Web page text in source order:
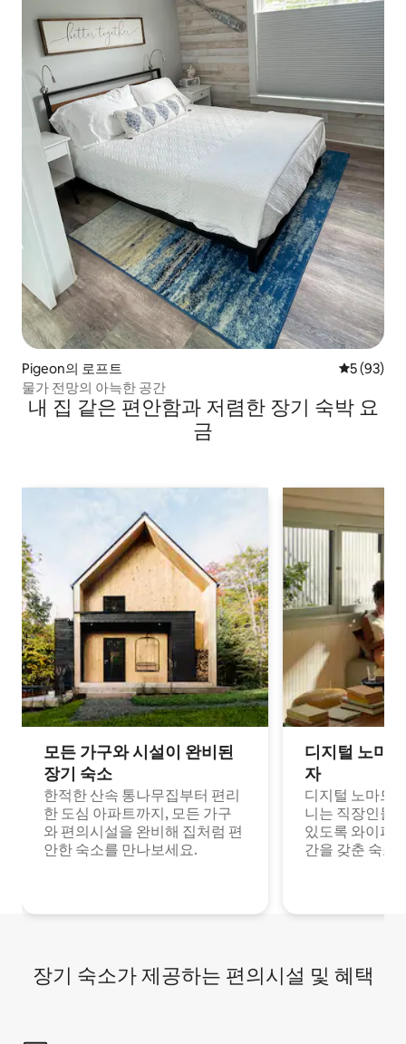
Pigeon의 로프트 평점 5점(5
5 (93)
물가 전망의 아늑한 공간
내 집 같은 편안함과 저렴한 장기 숙박 요
금
모든 가구와 시설이 완비된
장기 숙소
한적한 산속 통나무집부터 편리
한 도심 아파트까지, 모든 가구
와 편의시설을 완비해 집처럼 편
안한 숙소를 만나보세요.
디지털 노마
자
디지털 노마드
니는 직장인들
있도록 와이파
간을 갖춘 숙소
장기 숙소가 제공하는 편의시설 및 혜택